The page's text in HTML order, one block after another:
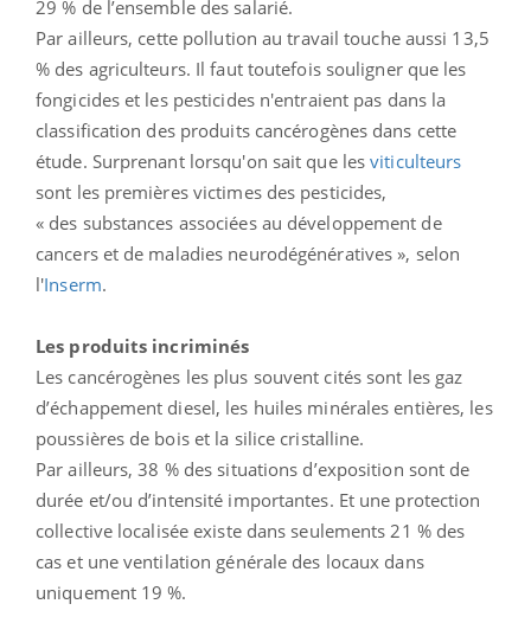
29 % de l’ensemble des salarié.
Par ailleurs, cette pollution au travail touche aussi 13,5
% des agriculteurs. Il faut toutefois souligner que les
fongicides et les pesticides n'entraient pas dans la
classification des produits cancérogènes dans cette
étude. Surprenant lorsqu'on sait que lesviticulteurs
sont les premières victimes des pesticides,
« des substances associées au développement de
cancers et de maladies neurodégénératives », selon
l'Inserm.
Les produits incriminés
Les cancérogènes les plus souvent cités sont les gaz
d’échappement diesel, les huiles minérales entières, les
poussières de bois et la silice cristalline.
Par ailleurs, 38 % des situations d’exposition sont de
durée et/ou d’intensité importantes. Et une protection
collective localisée existe dans seulements 21 % des
cas et une ventilation générale des locaux dans
uniquement 19 %.